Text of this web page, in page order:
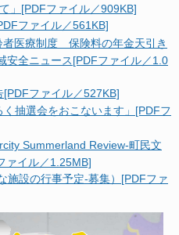
」[PDFファイル／909KB]
ファイル／561KB]
者医療制度 保険料の年金天引き
安全ニュース[PDFファイル／1.0
ファイル／527KB]
抽選会をおこないます」[PDFフ
Summerland Review-町民文
ァイル／1.25MB]
施設の行事予定-募集）[PDFファ